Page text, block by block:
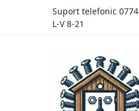
Suport telefonic
L-V 8-21